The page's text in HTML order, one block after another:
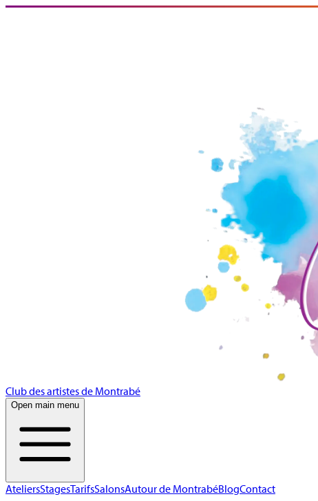
Club des artistes de Montrabé
Open main menu
AteliersStagesTarifsSalonsAutour de MontrabéBlogContact